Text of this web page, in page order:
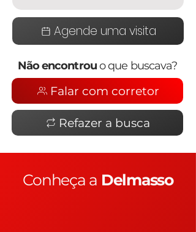
Agende uma visita
Não encontrouo que buscava?
Falar com corretor
Refazer a busca
Conheça a Delmasso